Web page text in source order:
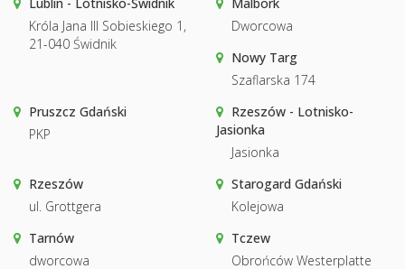
Króla Jana III Sobieskiego 1,
21-040 Świdnik
Dworcowa
Nowy Targ
Szaflarska 174
Pruszcz Gdański
PKP
Rzeszów - Lotnisko-
Jasionka
Jasionka
Rzeszów
ul. Grottgera
Starogard Gdański
Kolejowa
Tarnów
dworcowa
Tczew
Obrońców Westerplatte